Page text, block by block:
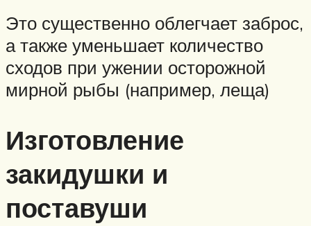
Это существенно облегчает заброс,
а также уменьшает количество
сходов при ужении осторожной
мирной рыбы (например, леща)
Изготовление
закидушки и
поставуши